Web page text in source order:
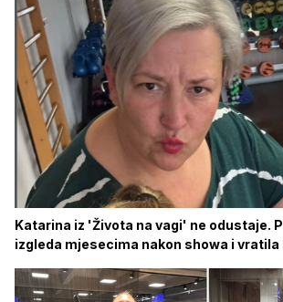
Katarina iz 'Života na vagi' ne odustaje.
izgleda mjesecima nakon showa i